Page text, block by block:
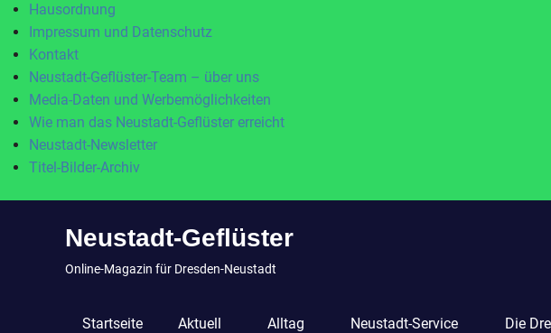
Hausordnung
Impressum und Datenschutz
Kontakt
Neustadt-Geflüster-Team – über uns
Media-Daten und Werbemöglichkeiten
Wie man das Neustadt-Geflüster erreicht
Neustadt-Newsletter
Titel-Bilder-Archiv
Neustadt-Geflüster
Online-Magazin für Dresden-Neustadt
Startseite Aktuell Alltag Neustadt-Service Die